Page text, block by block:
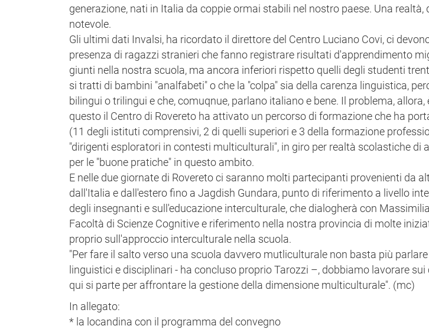
generazione, nati in Italia da coppie ormai stabili nel nostro paese. Una realtà,
notevole.
Gli ultimi dati Invalsi, ha ricordato il direttore del Centro Luciano Covi, ci
presenza di ragazzi stranieri che fanno registrare risultati d'apprendimento
giunti nella nostra scuola, ma ancora inferiori rispetto quelli degli studenti
si tratti di bambini "analfabeti" o che la "colpa" sia della carenza linguistica,
bilingui o trilingui e che, comuqnue, parlano italiano e bene. Il problema,
questo il Centro di Rovereto ha attivato un percorso di formazione che ha
(11 degli istituti comprensivi, 2 di quelli superiori e 3 della formazione
"dirigenti esploratori in contesti multiculturali", in giro per realtà scolastiche di
per le "buone pratiche" in questo ambito.
E nelle due giornate di Rovereto ci saranno molti partecipanti provenienti da
dall'Italia e dall'estero fino a Jagdish Gundara, punto di riferimento a livello
degli insegnanti e sull'educazione interculturale, che dialogherà con
Facoltà di Scienze Cognitive e riferimento nella nostra provincia di molte
proprio sull'approccio interculturale nella scuola.
"Per fare il salto verso una scuola davvero mutliculturale non basta più
linguistici e disciplinari - ha concluso proprio Tarozzi –, dobbiamo lavorare sui
qui si parte per affrontare la gestione della dimensione multiculturale". (mc)
In allegato:
* la locandina con il programma del convegno